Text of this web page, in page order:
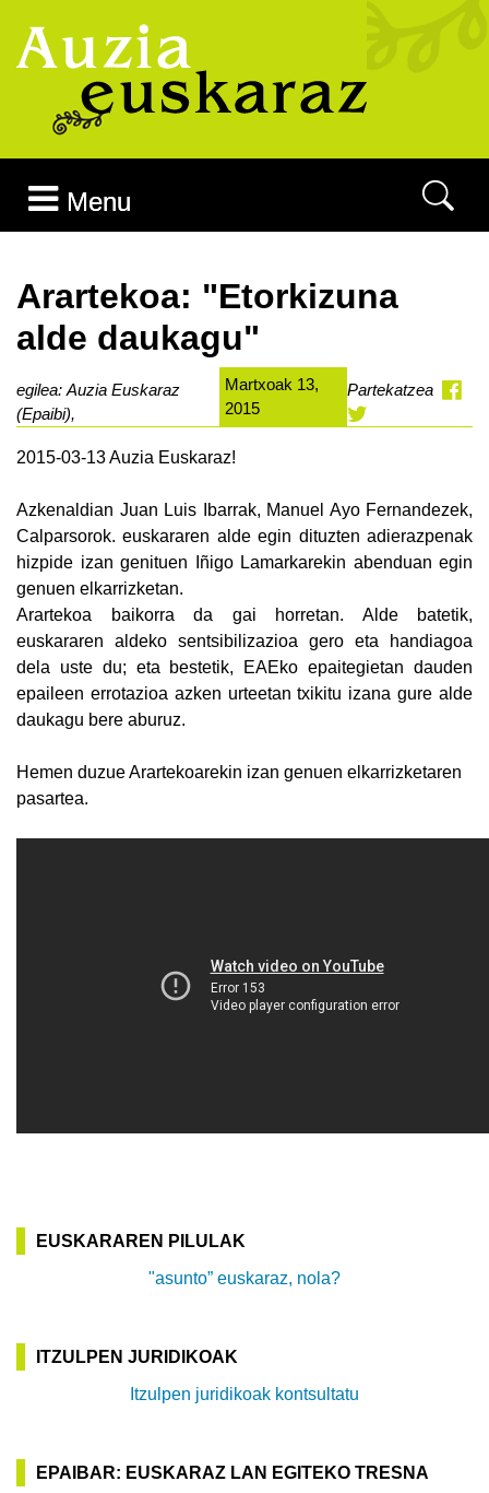
Menu
Arartekoa: "Etorkizuna
alde daukagu"
egilea: Auzia Euskaraz
(Epaibi),
Martxoak 13,
2015
Partekatzea
2015-03-13 Auzia Euskaraz!
Azkenaldian Juan Luis Ibarrak, Manuel Ayo Fernandezek,
Calparsorok. euskararen alde egin dituzten adierazpenak
hizpide izan genituen Iñigo Lamarkarekin abenduan egin
genuen elkarrizketan.
Arartekoa baikorra da gai horretan. Alde batetik,
euskararen aldeko sentsibilizazioa gero eta handiagoa
dela uste du; eta bestetik, EAEko epaitegietan dauden
epaileen errotazioa azken urteetan txikitu izana gure alde
daukagu bere aburuz.
Hemen duzue Arartekoarekin izan genuen elkarrizketaren
pasartea.
EUSKARAREN PILULAK
"asunto” euskaraz, nola?
ITZULPEN JURIDIKOAK
Itzulpen juridikoak kontsultatu
EPAIBAR: EUSKARAZ LAN EGITEKO TRESNA